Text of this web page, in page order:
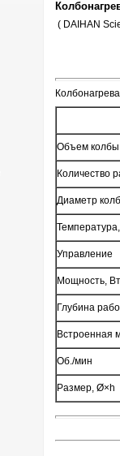
( DAIHAN
Объем
Количество
Диаметр
Управление
Мощность, Вт
Глубина
Встроенная
Об./мин
Размер, Ø×h